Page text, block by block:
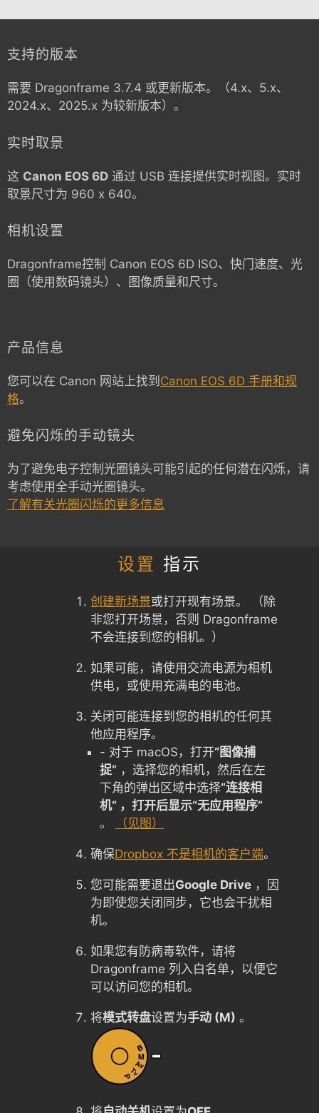
支持的版本
需要 Dragonframe 3.7.4 或更新版本。（4.x、5.x、
2024.x、2025.x 为较新版本）。
实时取景
这 Canon EOS 6D 通过 USB 连接提供实时视图。实时
取景尺寸为 960 x 640。
相机设置
Dragonframe控制 Canon EOS 6D ISO、快门速度、光
圈（使用数码镜头）、图像质量和尺寸。
产品信息
您可以在 Canon 网站上找到 Canon EOS 6D 手册和规
格。
避免闪烁的手动镜头
为了避免电子控制光圈镜头可能引起的任何潜在闪烁，请
考虑使用全手动光圈镜头。
了解有关光圈闪烁的更多信息
设置 指示
创建新场景或打开现有场景。 （除
非您打开场景，否则 Dragonframe
不会连接到您的相机。）
如果可能，请使用交流电源为相机
供电，或使用充满电的电池。
关闭可能连接到您的相机的任何其
他应用程序。
- 对于 macOS，打开“图像捕
捉” ，选择您的相机，然后在左
下角的弹出区域中选择“连接相
机” ，打开后显示“无应用程序”
。
（见图）
确保Dropbox 不是相机的客户端。
您可能需要退出Google Drive ，因
为即使您关闭同步，它也会干扰相
机。
如果您有防病毒软件，请将
Dragonframe 列入白名单，以便它
可以访问您的相机。
将模式转盘设置为手动 (M) 。